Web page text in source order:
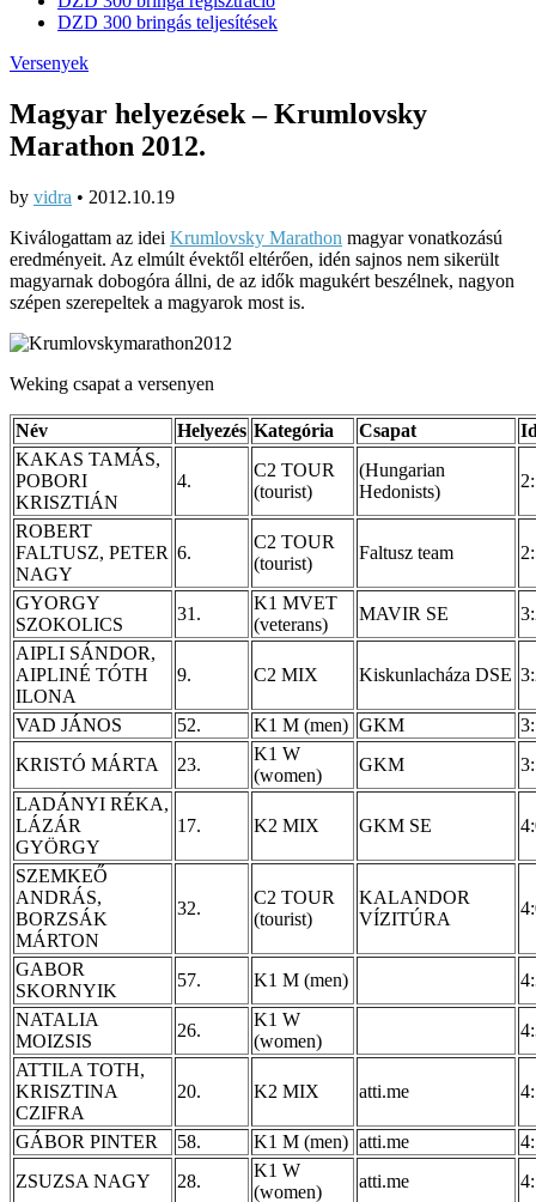
DZD 300 bringás teljesítések
Versenyek
Magyar helyezések – Krumlovsky
Marathon 2012.
by vidra • 2012.10.19
Kiválogattam az idei Krumlovsky Marathon magyar vonatkozású
eredményeit. Az elmúlt évektől eltérően, idén sajnos nem sikerült
magyarnak dobogóra állni, de az idők magukért beszélnek, nagyon
szépen szerepeltek a magyarok most is.
Weking csapat a versenyen
Név Helyezés Kategória Csapat
KAKAS TAMÁS,
POBORI
KRISZTIÁN
4.
C2 TOUR
(tourist)
(Hungarian
Hedonists)
ROBERT
FALTUSZ, PETER
NAGY
6.
C2 TOUR
(tourist)
Faltusz team
GYORGY
SZOKOLICS
31.
K1 MVET
(veterans)
MAVIR SE
AIPLI SÁNDOR,
AIPLINÉ TÓTH
ILONA
9. C2 MIX Kiskunlacháza DSE
VAD JÁNOS 52. K1 M (men) GKM
KRISTÓ MÁRTA
23.
K1 W
(women)
GKM
LADÁNYI RÉKA,
LÁZÁR
GYÖRGY
17. K2 MIX GKM SE
SZEMKEŐ
ANDRÁS,
BORZSÁK
MÁRTON
32.
C2 TOUR
(tourist)
KALANDOR
VÍZITÚRA
GABOR
SKORNYIK
57. K1 M (men)
NATALIA
MOIZSIS
26.
K1 W
(women)
ATTILA TOTH,
KRISZTINA
CZIFRA
20. K2 MIX atti.me
GÁBOR PINTER 58. K1 M (men) atti.me
ZSUZSA NAGY
28.
K1 W
(women)
atti.me